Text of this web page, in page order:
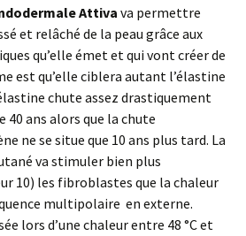
Attiva va permettre
et relâché de la peau grâce aux
qu’elle émet et qui vont créer de
est qu’elle ciblera autant l’élastine
chute assez drastiquement
40 ans alors que la chute
ne se situe que 10 ans plus tard. La
va stimuler bien plus
10) les fibroblastes que la chaleur
multipolaire en externe.
lors d’une chaleur entre 48 °C et